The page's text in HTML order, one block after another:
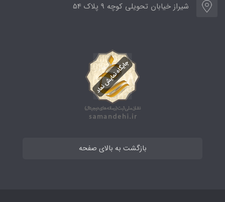
شیراز خیابان تحویلی کوچه 9 پلاک 54
بازگشت به بالای صفحه